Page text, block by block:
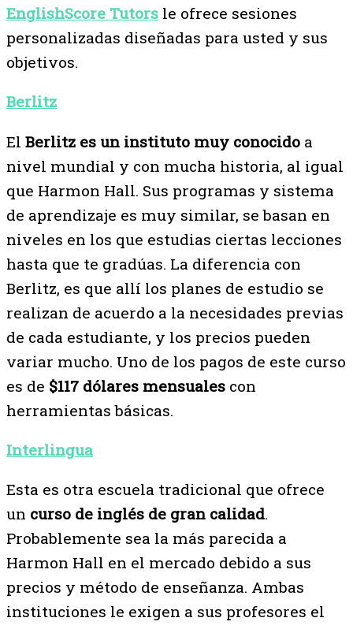
EnglishScore Tutors le ofrece sesiones
personalizadas diseñadas para usted y sus
objetivos.
Berlitz
El Berlitz es un instituto muy conocido a
nivel mundial y con mucha historia, al igual
que Harmon Hall. Sus programas y sistema
de aprendizaje es muy similar, se basan en
niveles en los que estudias ciertas lecciones
hasta que te gradúas. La diferencia con
Berlitz, es que allí los planes de estudio se
realizan de acuerdo a la necesidades previas
de cada estudiante, y los precios pueden
variar mucho. Uno de los pagos de este curso
es de $117 dólares mensuales con
herramientas básicas.
Interlingua
Esta es otra escuela tradicional que ofrece
un curso de inglés de gran calidad.
Probablemente sea la más parecida a
Harmon Hall en el mercado debido a sus
precios y método de enseñanza. Ambas
instituciones le exigen a sus profesores el